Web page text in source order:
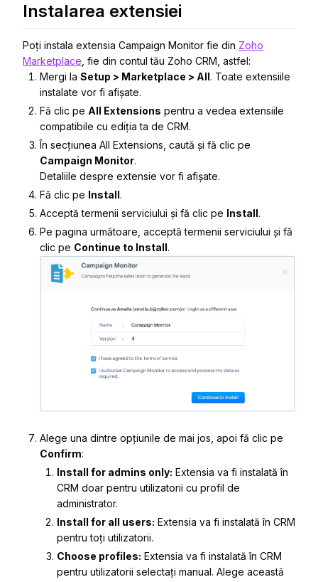
Instalarea extensiei
Poți instala extensia Campaign Monitor fie din Zoho
Marketplace , fie din contul tău Zoho CRM, astfel:
Mergi la Setup > Marketplace > All. Toate extensiile
instalate vor fi afișate.
Fă clic pe All Extensions pentru a vedea extensiile
compatibile cu ediția ta de CRM.
În secțiunea All Extensions , caută și fă clic pe
Campaign Monitor.
Detaliile despre extensie vor fi afișate.
Fă clic pe Install.
Acceptătermenii serviciului și fă clic pe Install.
Pe pagina următoare, acceptătermenii serviciului și fă
clic pe Continue to Install.
Alege una dintre opțiunile de mai jos, apoi fă clic pe
Confirm:
Install for admins only: Extensia va fi instalată în
CRM doar pentru utilizatorii cu profil de
administrator.
Install for all users: Extensia va fi instalată în CRM
pentru toți utilizatorii.
Choose profiles: Extensia va fi instalată în CRM
pentru utilizatorii selectați manual. Alege această